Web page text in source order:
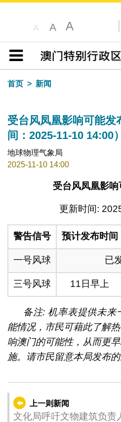
A A A
目录
首页
新闻
受台风凤凰影响可能发
间：2025-11-10 14:00）
地球物理气象局
2025-11-10 14:00
受台风凤凰影
更新时间:
警告信号 预计发布时间
一号风球 已
三号风球 11日早上
备注: 机率表提供未来
能情况，市民可藉此了解
响澳门的可能性，从而更
施。请市民留意本局发布的
上一则新闻
文化局呼吁文物建筑负责